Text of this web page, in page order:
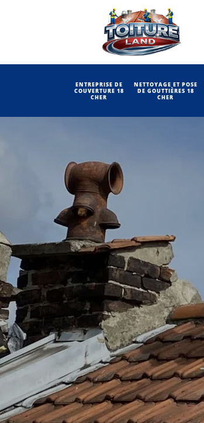
ENTREPRISE DE
COUVERTURE 18
CHER
NETTOYAGE ET POSE
DE GOUTTIÈRES 18
CHER